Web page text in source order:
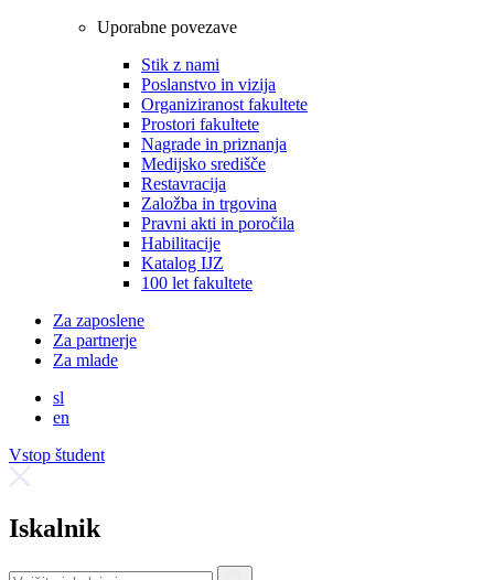
Uporabne povezave
Stik z nami
Poslanstvo in vizija
Organiziranost fakultete
Prostori fakultete
Nagrade in priznanja
Medijsko središče
Restavracija
Založba in trgovina
Pravni akti in poročila
Habilitacije
Katalog IJZ
100 let fakultete
Za zaposlene
Za partnerje
Za mlade
sl
en
Vstop študent
Iskalnik